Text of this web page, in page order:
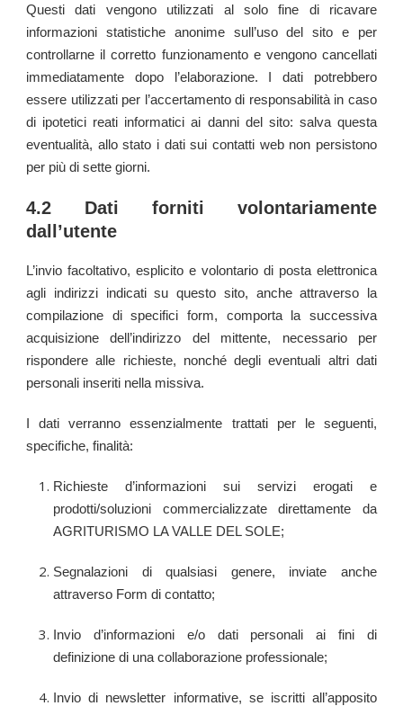
Questi dati vengono utilizzati al solo fine di ricavare
informazioni statistiche anonime sull’uso del sito e per
controllarne il corretto funzionamento e vengono cancellati
immediatamente dopo l’elaborazione. I dati potrebbero
essere utilizzati per l’accertamento di responsabilità in caso
di ipotetici reati informatici ai danni del sito: salva questa
eventualità, allo stato i dati sui contatti web non persistono
per più di sette giorni.
4.2 Dati forniti volontariamente
dall’utente
L’invio facoltativo, esplicito e volontario di posta elettronica
agli indirizzi indicati su questo sito, anche attraverso la
compilazione di specifici form, comporta la successiva
acquisizione dell’indirizzo del mittente, necessario per
rispondere alle richieste, nonché degli eventuali altri dati
personali inseriti nella missiva.
I dati verranno essenzialmente trattati per le seguenti,
specifiche, finalità:
Richieste d’informazioni sui servizi erogati e
prodotti/soluzioni commercializzate direttamente da
AGRITURISMO LA VALLE DEL SOLE;
Segnalazioni di qualsiasi genere, inviate anche
attraverso Form di contatto;
Invio d’informazioni e/o dati personali ai fini di
definizione di una collaborazione professionale;
Invio di newsletter informative, se iscritti all’apposito